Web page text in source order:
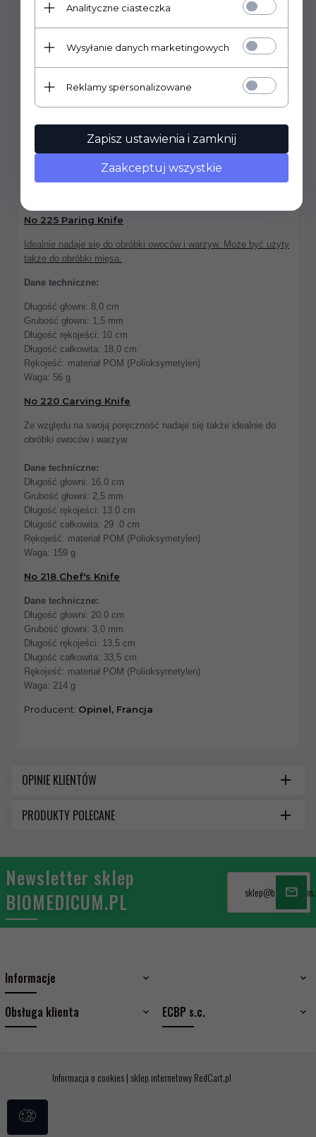
Głownie wykonane są z nierdzewnej i modyfikowanej
trwałe. Zapewniają ponadprzeciętne właściwości tnące.
Wyprofilowane rękojeści noży wykonano z materiału
uderzenia. Materiał ma także małą chłonność wody.
Na całej długości rękojeści wtopiony jest trzpień głowni
co zapewnia stabilność podczas pracy.
Zestaw jest w pudełku prezentowym.
Zestaw składa się z 3 noży:
1 x No 225 Paring Knife
1 x No 220 Carving Knife
No 225 Paring Knife
Idealnie nadaje się do obróbki owoców i warzyw. Może być użyty
także do obróbki mięsa.
Dane techniczne:
Długość głowni: 8,0 cm
Grubość głowni: 1,5 mm
Długość rękojeści: 10 cm
Długość całkowita: 18,0 cm
Rękojeść: materiał POM (Polioksymetylen)
Waga: 56 g
No 220 Carving Knife
Ze względu na swoją poręczność nadaje się także idealnie do
obróbki owoców i warzyw.
Dane techniczne:
Długość głowni: 16.0 cm
Grubość głowni: 2,5 mm
Długość rękojeści: 13.0 cm
Długość całkowita: 29 .0 cm
Rękojeść: materiał POM (Polioksymetylen)
Waga: 159 g
No 218 Chef's Knife
Dane techniczne:
Długość głowni: 20.0 cm
Grubość głowni: 3,0 mm
Długość rękojeści: 13,5 cm
Długość całkowita: 33,5 cm
Rękojeść: materiał POM (Polioksymetylen)
Waga: 214 g
Producent: Opinel, Francja
OPINIE KLIENTÓW
PRODUKTY POLECANE
Newsletter sklep
BIOMEDICUM.PL
Informacje
Obsługa klienta
ECBP s.c.
Informacja o cookies| sklep internetowyRedCart.pl
Analityczne ciasteczka
Wysyłanie danych marketingowych
Reklamy spersonalizowane
Zapisz ustawienia i zamknij
Zaakceptuj wszystkie